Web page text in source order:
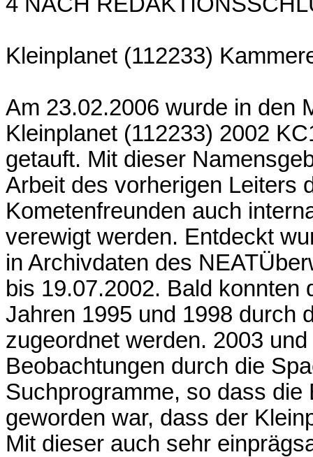
Kleinplanet (112233)
Am 23.02.2006 wurde in den
Kleinplanet (112233) 2002
getauft. Mit dieser
Arbeit des vorherigen Leiters
Kometenfreunden auch
verewigt werden. Entdeckt
in Archivdaten des
bis 19.07.2002. Bald konnten
Jahren 1995 und 1998 durch
zugeordnet werden. 2003
Beobachtungen durch die
Suchprogramme, so dass
geworden war, dass der
Mit dieser auch sehr